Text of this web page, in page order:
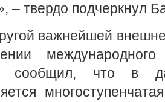
– твердо подчеркнул
важнейшей
сообщил, что в